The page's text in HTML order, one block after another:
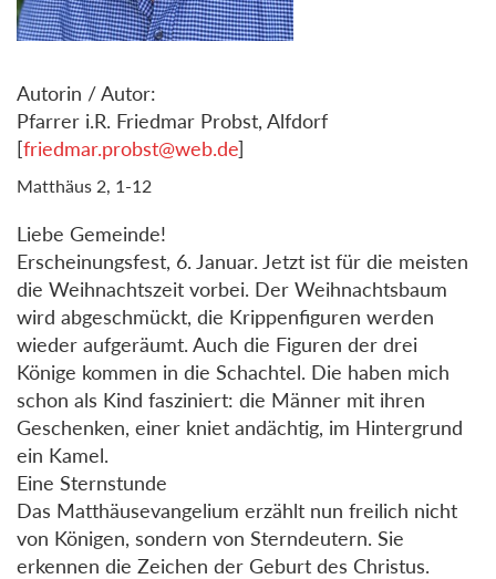
Autorin / Autor:
Pfarrer i.R. Friedmar Probst, Alfdorf
[friedmar.probst@web.de]
Matthäus 2, 1-12
Liebe Gemeinde!
Erscheinungsfest, 6. Januar. Jetzt ist für die meisten
die Weihnachtszeit vorbei. Der Weihnachtsbaum
wird abgeschmückt, die Krippenfiguren werden
wieder aufgeräumt. Auch die Figuren der drei
Könige kommen in die Schachtel. Die haben mich
schon als Kind fasziniert: die Männer mit ihren
Geschenken, einer kniet andächtig, im Hintergrund
ein Kamel.
Eine Sternstunde
Das Matthäusevangelium erzählt nun freilich nicht
von Königen, sondern von Sterndeutern. Sie
erkennen die Zeichen der Geburt des Christus.